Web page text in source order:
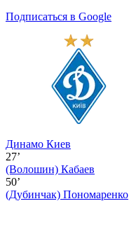
Подписаться в Google
Динамо Киев
27’
(Волошин) Кабаев
50’
(Дубинчак) Пономаренко